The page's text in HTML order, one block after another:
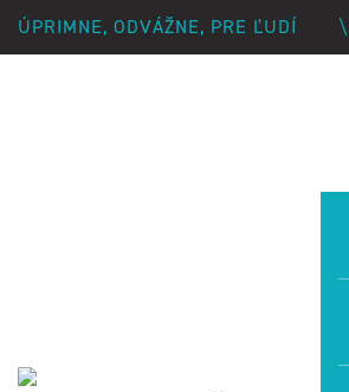
ÚPRIMNE, ODVÁŽNE, PRE ĽUDÍ \
PREVRAT 2027